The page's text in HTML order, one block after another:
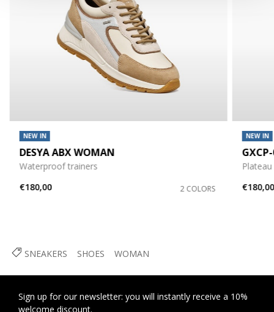
SNEAKERS SHOES WOMAN
NEW IN
DESYA ABX WOMAN
Waterproof trainers
€180,00
2 COLORS
NEW IN
€180,00
Sign up for our newsletter: you will instantly receive a 10%
welcome discount.